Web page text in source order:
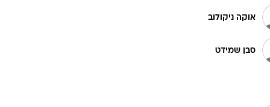
אוקה ניקולוב
סבן שמידט